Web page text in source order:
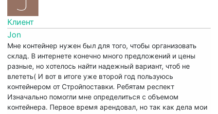
Клиент
Jon
Мне контейнер нужен был для того, чтобы организовать
склад. В интернете конечно много предложений и цены
разные, но хотелось найти надежный вариант, чтоб не
влететь( И вот в итоге уже второй год пользуюсь
контейнером от Стройпоставки. Ребятам респект
Изначально помогли мне определиться с объемом
контейнера. Первое время арендовал, но так как дела мои